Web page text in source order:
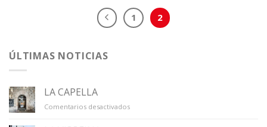
1 2
ÚLTIMAS NOTICIAS
LA CAPELLA
Comentarios desactivadosen